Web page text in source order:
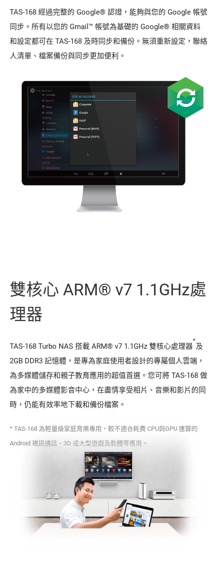
TAS-168 經過完整的 Google® 認證，能夠與您的 Google 帳號
同步。所有以您的 Gmail™ 帳號為基礎的 Google® 相關資料
和設定都可在 TAS-168 及時同步和備份。無須重新設定，聯絡
人清單、檔案備份與同步更加便利。
雙核心 ARM® v7 1.1GHz處
理器
TAS-168 Turbo NAS 搭載 ARM® v7 1.1GHz 雙核心處理器
*
及
2GB DDR3 記憶體，是專為家庭使用者設計的專屬個人雲端，
為多媒體儲存和親子教育應用的超值首選。您可將 TAS-168 做
為家中的多媒體影音中心，在盡情享受相片、音樂和影片的同
時，仍能有效率地下載和備份檔案。
* TAS-168 為輕量級家庭育樂專用，較不適合耗費 CPU與GPU 運算的
Android 視訊通話、3D 或大型遊戲及軟體等應用。